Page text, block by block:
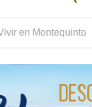
en Montequinto